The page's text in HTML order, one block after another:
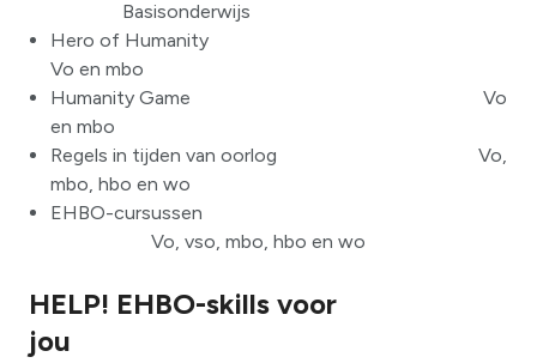
Basisonderwijs
Hero of Humanity
Vo en mbo
Humanity Game Vo
en mbo
Regels in tijden van oorlog Vo,
mbo, hbo en wo
EHBO-cursussen
Vo, vso, mbo, hbo en wo
HELP! EHBO-skills voor
jou